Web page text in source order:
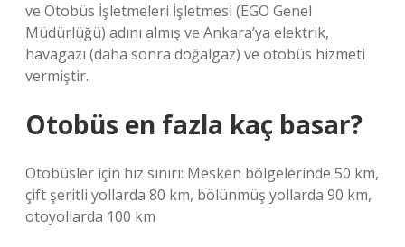
ve Otobüs İşletmeleri İşletmesi (EGO Genel
Müdürlüğü) adını almış ve Ankara’ya elektrik,
havagazı (daha sonra doğalgaz) ve otobüs hizmeti
vermiştir.
Otobüs en fazla kaç basar?
Otobüsler için hız sınırı: Mesken bölgelerinde 50 km,
çift şeritli yollarda 80 km, bölünmüş yollarda 90 km,
otoyollarda 100 km